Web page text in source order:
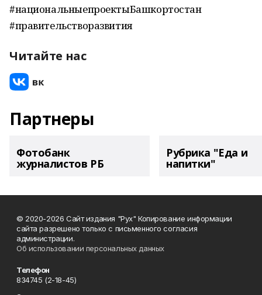
#национальныепроектыБашкортостан
#правительстворазвития
Читайте нас
Партнеры
Фотобанк
журналистов РБ
Рубрика "Еда и
напитки"
© 2020-2026 Сайт издания "Рух" Копирование информации
сайта разрешено только с письменного согласия
администрации.
Об использовании персональных данных
Телефон
834745 (2-18-45)